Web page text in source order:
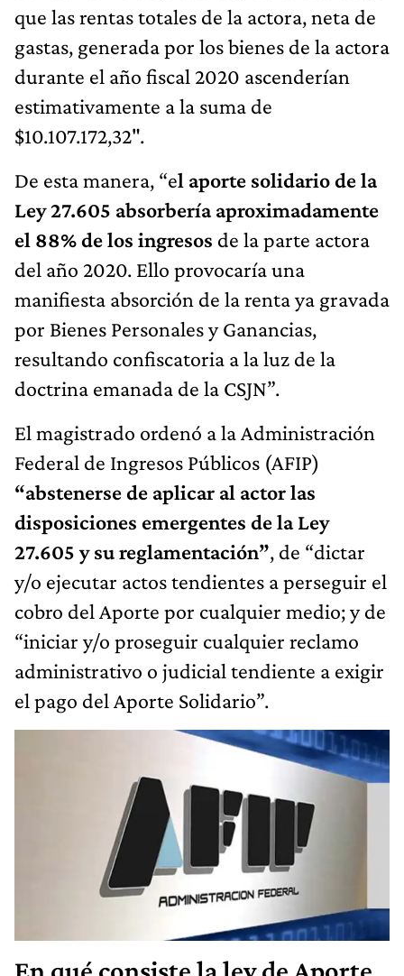
que las rentas totales de la actora, neta de
gastas, generada por los bienes de la actora
durante el año fiscal 2020 ascenderían
estimativamente a la suma de
$10.107.172,32".
De esta manera, “el aporte solidario de la
Ley 27.605 absorbería aproximadamente
el 88% de los ingresos de la parte actora
del año 2020. Ello provocaría una
manifiesta absorción de la renta ya gravada
por Bienes Personales y Ganancias,
resultando confiscatoria a la luz de la
doctrina emanada de la CSJN”.
El magistrado ordenó a la Administración
Federal de Ingresos Públicos (AFIP)
“abstenerse de aplicar al actor las
disposiciones emergentes de la Ley
27.605 y su reglamentación”, de “dictar
y/o ejecutar actos tendientes a perseguir el
cobro del Aporte por cualquier medio; y de
“iniciar y/o proseguir cualquier reclamo
administrativo o judicial tendiente a exigir
el pago del Aporte Solidario”.